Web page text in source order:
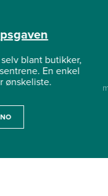
blant butikker,
En enkel
ønskeliste.